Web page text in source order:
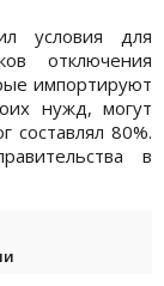
условия для
отключения
импортируют
нужд, могут
составлял 80%.
в